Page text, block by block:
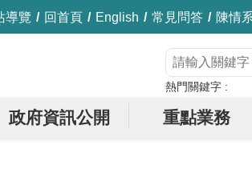
導覽 回首頁 English 常見問答 陳情
熱門關鍵字
政府資訊公開 重點業務